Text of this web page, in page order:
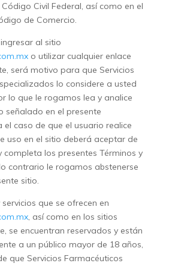
Civil Federal, así como en el
de Comercio.
al sitio
o utilizar cualquier enlace
será motivo para que Servicios
lo considere a usted
lo que le rogamos lea y analice
señalado en el presente
el caso de que el usuario realice
uso en el sitio deberá aceptar de
los presentes Términos y
contrario le rogamos abstenerse
sitio.
que se ofrecen en
, así como en los sitios
se encuentran reservados y están
a un público mayor de 18 años,
que Servicios Farmacéuticos